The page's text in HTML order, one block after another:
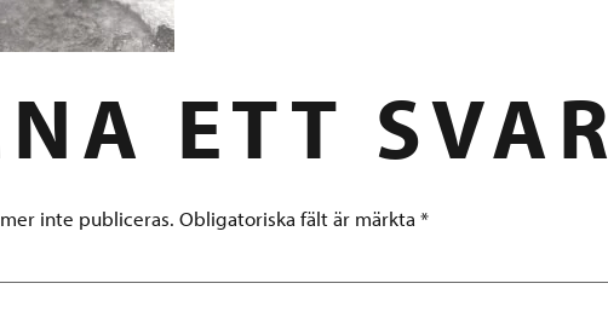
ETT SVAR
inte publiceras. Obligatoriska fält är märkta *